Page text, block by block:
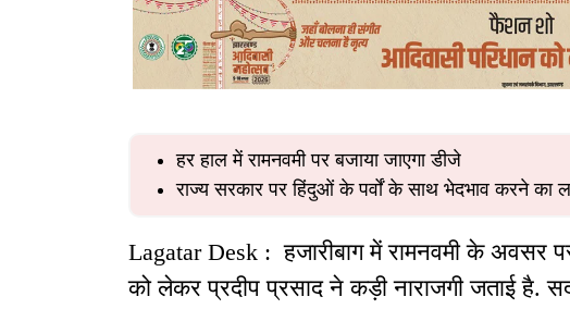
हर हाल में रामनवमी पर बजाया जाएगा डीजे
राज्य सरकार पर हिंदुओं के पर्वों के साथ भेदभाव करने का
Lagatar Desk : हजारीबाग में रामनवमी के अवसर
को लेकर प्रदीप प्रसाद ने कड़ी नाराजगी जताई है.